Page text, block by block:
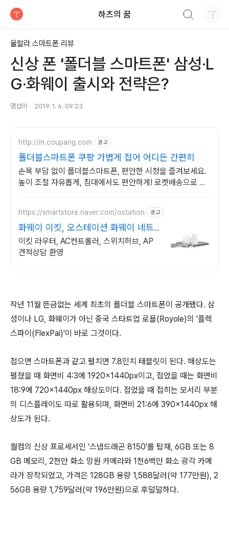
하츠의 꿈
울랄라 스마트폰 리뷰
신상 폰 '폴더블 스마트폰' 삼성·L
G·화웨이 출시와 전략은?
명섭이 2019. 1. 6. 09:23
http://m.coupang.com 광고
폴더블스마트폰 쿠팡 가볍게 접어 어디든 간편히
손목 부담 없이 폴더블스마트폰, 편안한 시청을 즐겨보세요.
높이 조절 자유롭게, 침대에서도 편안하게! 로켓배송으로 바
https://smartstore.naver.com/ostation 광고
화웨이 이킷, 오스테이션 화웨이 네트
워크부문 전문업체
이킷 라우터, AC컨트롤러, 스위치허브, AP
견적상담 환영
작년 11월 뜬금없는 세계 최초의 폴더블 스마트폰이 공개됐다. 삼
성이나 LG, 화웨이가 아닌 중국 스타트업 로욜(Royole)의 '플렉
스파이(FlexPai)'이 바로 그것이다.
접으면 스마트폰과 같고 펼치면 7.8인치 태블릿이 된다. 해상도는
펼쳤을 때 화면비 4:3에 1920×1440px이고, 접었을 때는 화면비
18:9에 720×1440px 해상도이다. 접었을 때 접히는 모서리 부분
의 디스플레이도 따로 활용되며, 화면비 21:6에 390×1440px 해
상도가 된다.
퀄컴의 신상 프로세서인 '스냅드래곤 8150'를 탑재, 6GB 또는 8
GB 메모리, 2천만 화소 망원 카메라와 1천6백만 화소 광각 카메
라가 장착되었고, 가격은 128GB 용량 1,588달러(약 177만원), 2
56GB 용량 1,759달러(약 196만원)으로 후덜덜하다.